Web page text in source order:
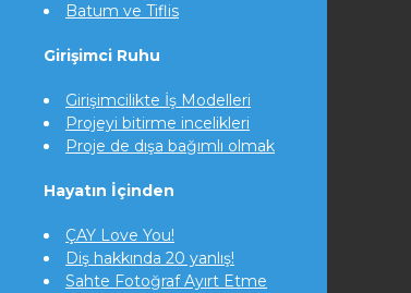
Batum ve Tiflis
Girişimci Ruhu
Girişimcilikte İş Modelleri
Projeyi bitirme incelikleri
Proje de dışa bağımlı olmak
Hayatın İçinden
ÇAY Love You!
Diş hakkında 20 yanlış!
Sahte Fotoğraf Ayırt Etme